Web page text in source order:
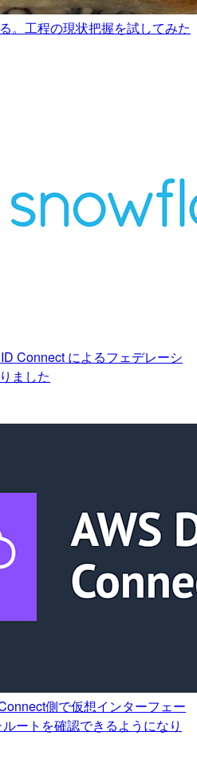
。工程の現状把握を試してみた
Connect によるフェデレーシ
ました
側で仮想インターフェー
ートを確認できるようになり